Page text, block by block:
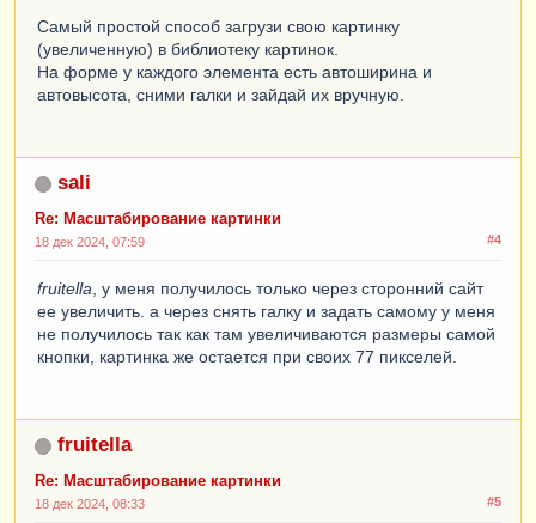
Самый простой способ загрузи свою картинку
(увеличенную) в библиотеку картинок.
На форме у каждого элемента есть автоширина и
автовысота, сними галки и зайдай их вручную.
sali
Re: Масштабирование картинки
#4
18 дек 2024, 07:59
fruitella , у меня получилось только через сторонний сайт
ее увеличить. а через снять галку и задать самому у меня
не получилось так как там увеличиваются размеры самой
кнопки, картинка же остается при своих 77 пикселей.
fruitella
Re: Масштабирование картинки
#5
18 дек 2024, 08:33